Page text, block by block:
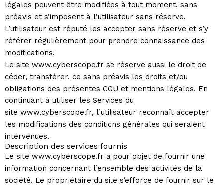
légales peuvent être modifiées à tout moment, sans
préavis et s’imposent à l’utilisateur sans réserve.
L’utilisateur est réputé les accepter sans réserve et s’y
référer régulièrement pour prendre connaissance des
modifications.
Le site www.cyberscope.fr se réserve aussi le droit de
céder, transférer, ce sans préavis les droits et/ou
obligations des présentes CGU et mentions légales. En
continuant à utiliser les Services du
site www.cyberscope.fr, l’utilisateur reconnaît accepter
les modifications des conditions générales qui seraient
intervenues.
Description des services fournis
Le site www.cyberscope.fr a pour objet de fournir une
information concernant l’ensemble des activités de la
société. Le propriétaire du site s’efforce de fournir sur le